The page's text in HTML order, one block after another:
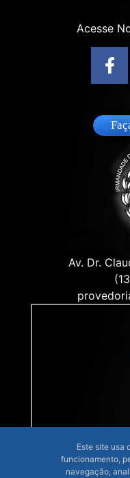
Acesse
Av. Dr.
Este site usa
funcionamento,
navegação,